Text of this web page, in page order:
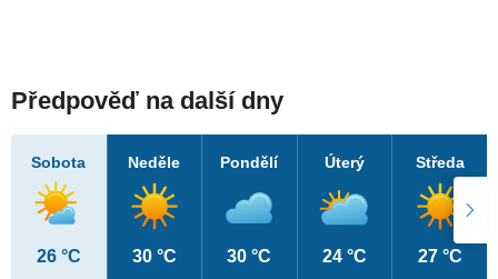
Předpověď na další dny
Sobota
26 °C
Neděle
30 °C
Pondělí
30 °C
Úterý
24 °C
Středa
27 °C